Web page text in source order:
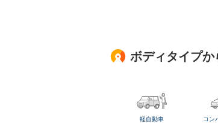
ボディタイプ
軽自動車 コン